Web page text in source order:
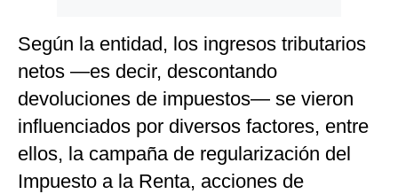
Según la entidad, los ingresos tributarios
netos —es decir, descontando
devoluciones de impuestos— se vieron
influenciados por diversos factores, entre
ellos, la campaña de regularización del
Impuesto a la Renta, acciones de